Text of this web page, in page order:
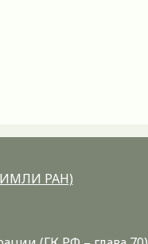
(ИМЛИ РАН)